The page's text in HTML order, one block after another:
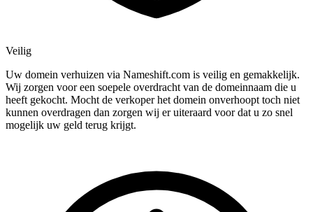
Veilig
Uw domein verhuizen via Nameshift.com is veilig en gemakkelijk.
Wij zorgen voor een soepele overdracht van de domeinnaam die u
heeft gekocht. Mocht de verkoper het domein onverhoopt toch niet
kunnen overdragen dan zorgen wij er uiteraard voor dat u zo snel
mogelijk uw geld terug krijgt.